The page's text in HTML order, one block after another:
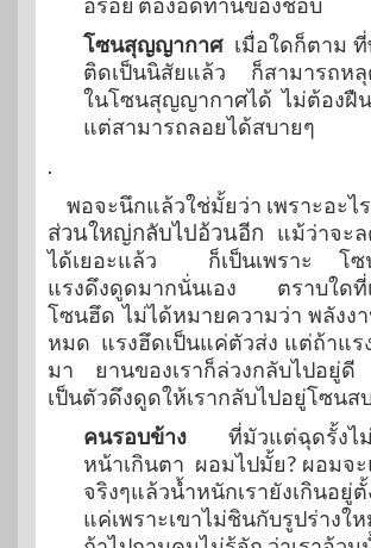
โซนสุญญากาศเมื่อใดก็ตาม
ติดเป็นนิสัยแล้ว ก็สามารถหลุ
ในโซนสุญญากาศได้ ไม่ต้องฝื
แต่สามารถลอยได้สบายๆ
.
พอจะนึกแล้วใช่มั้ยว่า เพราะอะไ
ส่วนใหญ่กลับไปอ้วนอีก แม้ว่าจะ
ได้เยอะแล้ว ก็เป็นเพราะ โซ
แรงดึงดูดมากนั่นเอง ตราบใดที่
โซนฮึด ไม่ได้หมายความว่า พลังง
หมด แรงฮึดเป็นแค่ตัวส่ง แต่ถ้าแ
มา ยานของเราก็ล่วงกลับไปอยู่ดี
เป็นตัวดึงดูดให้เรากลับไปอยู่โซนส
คนรอบข้าง ที่มัวแต่ฉุดรั้งไม่
หน้าเกินตา ผอมไปมั้ย? ผอมจ
จริงๆแล้วน้ำหนักเรายังเกินอยู่ตั้
แค่เพราะเขาไม่ชินกับรูปร่างใ